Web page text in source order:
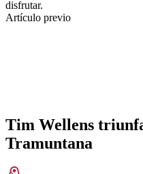
disfrutar.
Artículo previo
Tim Wellens
Tramuntana